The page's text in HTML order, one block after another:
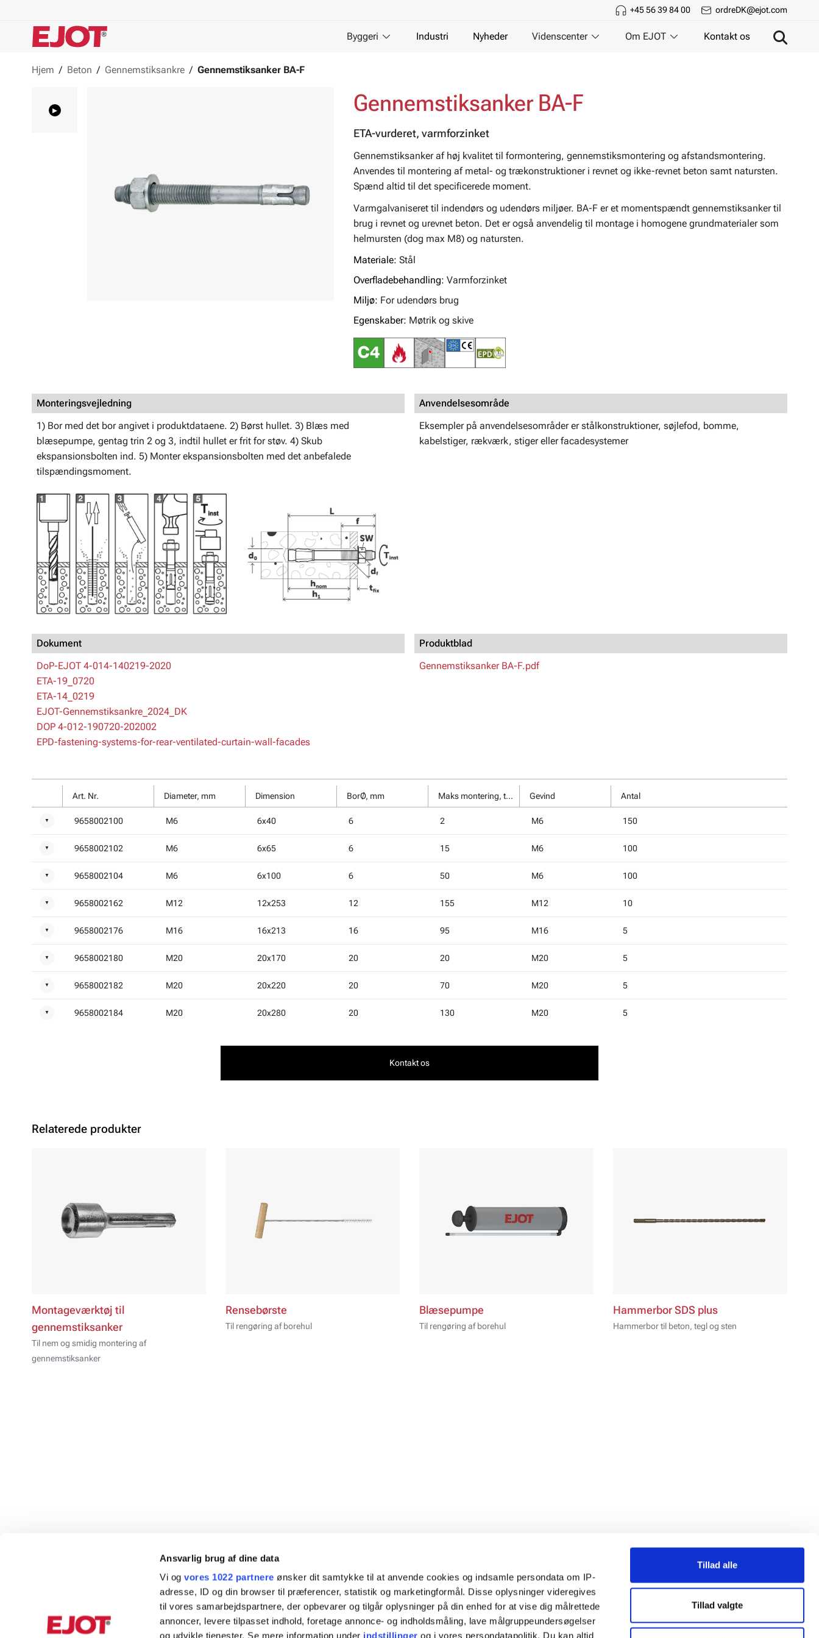
Ansvarlig brug af dine data
Vi ogvores 1022 partnere ønsker dit samtykke til at anvende cookies og indsamle persondata om IP-
adresse, ID og din browser til præferencer, statistik og marketingformål. Disse oplysninger videregives
til vores samarbejdspartnere, der opbevarer og tilgår oplysninger på din enhed for at vise dig målrettede
annoncer, levere tilpasset indhold, foretage annonce- og indholdsmåling, lave målgruppeundersøgelser
og udvikle tjenester. Se mere information under indstillinger og i vores persondatapolitik. Du kan altid
Tillad alle
Tillad valgte
+45 56 39 84 00 ordreDK@ejot.com
Byggeri Industri Nyheder Videnscenter Om EJOT Kontakt os
Hjem / Beton / Gennemstiksankre / Gennemstiksanker BA-F
▸ Gennemstiksanker BA-F
ETA-vurderet, varmforzinket
Gennemstiksanker af høj kvalitet til formontering, gennemstiksmontering og afstandsmontering.
Anvendes til montering af metal- og trækonstruktioner i revnet og ikke-revnet beton samt natursten.
Spænd altid til det specificerede moment.
Varmgalvaniseret til indendørs og udendørs miljøer. BA-F er et momentspændt gennemstiksanker til
brug i revnet og urevnet beton. Det er også anvendelig til montage i homogene grundmaterialer som
helmursten (dog max M8) og natursten.
Materiale: Stål
Overfladebehandling: Varmforzinket
Miljø: For udendørs brug
Egenskaber: Møtrik og skive
Monteringsvejledning
1) Bor med det bor angivet i produktdataene. 2) Børst hullet. 3) Blæs med
blæsepumpe, gentag trin 2 og 3, indtil hullet er frit for støv. 4) Skub
ekspansionsbolten ind. 5) Monter ekspansionsbolten med det anbefalede
tilspændingsmoment.
Anvendelsesområde
Eksempler på anvendelsesområder er stålkonstruktioner, søjlefod, bomme,
kabelstiger, rækværk, stiger eller facadesystemer
Dokument
DoP-EJOT 4-014-140219-2020
ETA-19_0720
ETA-14_0219
EJOT-Gennemstiksankre_2024_DK
DOP 4-012-190720-202002
EPD-fastening-systems-for-rear-ventilated-curtain-wall-facades
Produktblad
Gennemstiksanker BA-F.pdf
Art. Nr. Diameter, mm Dimension BorØ, mm Maks montering, tfix, mm Gevind Antal
▼ 9658002100 M6 6x40 6 2 M6 150
▼ 9658002102 M6 6x65 6 15 M6 100
▼ 9658002104 M6 6x100 6 50 M6 100
▼ 9658002162 M12 12x253 12 155 M12 10
▼ 9658002176 M16 16x213 16 95 M16 5
▼ 9658002180 M20 20x170 20 20 M20 5
▼ 9658002182 M20 20x220 20 70 M20 5
▼ 9658002184 M20 20x280 20 130 M20 5
Kontakt os
Relaterede produkter
Montageværktøj til
gennemstiksanker
Til nem og smidig montering af
gennemstiksanker
Rensebørste
Til rengøring af borehul
Blæsepumpe
Til rengøring af borehul
Hammerbor SDS plus
Hammerbor til beton, tegl og sten